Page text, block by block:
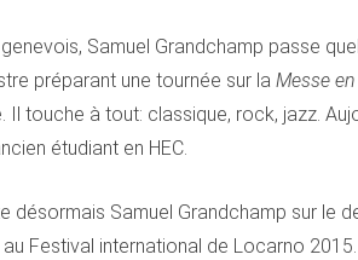
Samuel Grandchamp passe
préparant une tournée sur la Messe
touche à tout: classique, rock, jazz.
étudiant en HEC.
désormais Samuel Grandchamp sur le
Festival international de Locarno